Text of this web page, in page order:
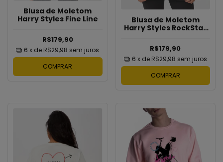
Blusa de Moletom
Harry Styles Fine Line
R$179,90
6 x de R$29,98 sem juros
COMPRAR
Blusa de Moletom
Harry Styles RockStar
R$179,90
6 x de R$29,98 sem juros
COMPRAR